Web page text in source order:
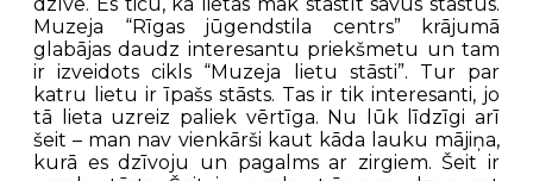
Muzeja “Rīgas jūgendstila centrs” krājumā
glabājas daudz interesantu priekšmetu un tam
ir izveidots cikls “Muzeja lietu stāsti”. Tur par
katru lietu ir īpašs stāsts. Tas ir tik interesanti, jo
tā lieta uzreiz paliek vērtīga. Nu lūk līdzīgi arī
šeit – man nav vienkārši kaut kāda lauku mājiņa,
kurā es dzīvoju un pagalms ar zirgiem. Šeit ir